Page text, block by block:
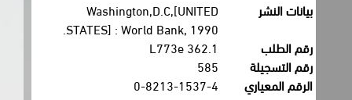
بيانات النشر
Washington,D.C,[UNITED
STATES] : World Bank, 1990.
رقم الطلب
رقم التسجيلة
585
الرقم المعياري
0-8213-1537-4